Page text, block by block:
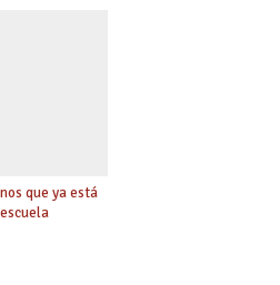
que ya está